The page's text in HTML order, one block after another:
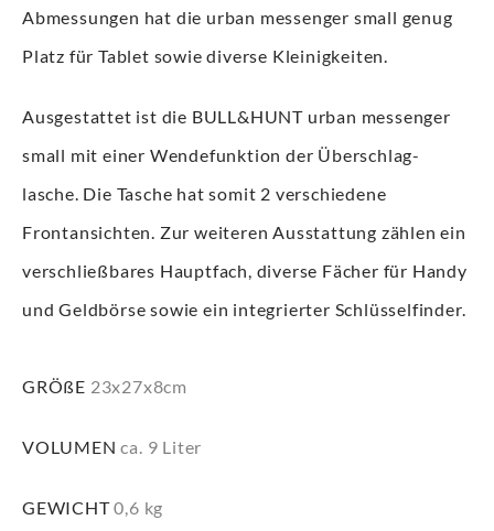
Abmessungen hat die urban messenger small genug
Platz für Tablet sowie diverse Kleinigkeiten.
Ausgestattet ist die BULL&HUNT urban messenger
small mit einer Wendefunktion der Überschlag-
lasche. Die Tasche hat somit 2 verschiedene
Frontansichten. Zur weiteren Ausstattung zählen ein
verschließbares Hauptfach, diverse Fächer für Handy
und Geldbörse sowie ein integrierter Schlüsselfinder.
GRÖßE 23x27x8cm
VOLUMEN ca. 9 Liter
GEWICHT0,6 kg